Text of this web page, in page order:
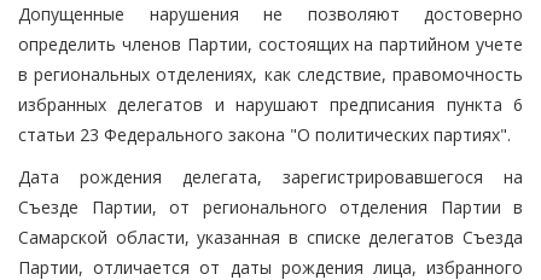
Допущенные нарушения не позволяют достоверно
определить членов Партии, состоящих на партийном учете
в региональных отделениях, как следствие, правомочность
избранных делегатов и нарушают предписания пункта 6
статьи 23 Федерального закона "О политических партиях".
Дата рождения делегата, зарегистрировавшегося на
Съезде Партии, от регионального отделения Партии в
Самарской области, указанная в списке делегатов Съезда
Партии, отличается от даты рождения лица, избранного